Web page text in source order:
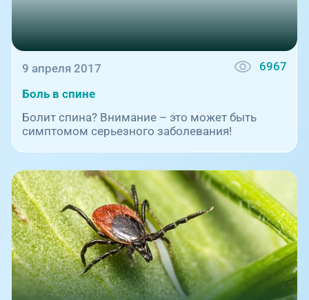
9 апреля 2017 6967
Боль в спине
Болит спина? Внимание – это может быть
симптомом серьезного заболевания!